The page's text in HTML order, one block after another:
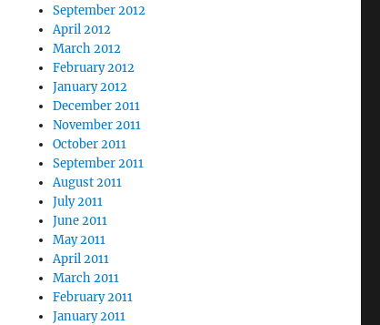
September 2012
April 2012
March 2012
February 2012
January 2012
December 2011
November 2011
October 2011
September 2011
August 2011
July 2011
June 2011
May 2011
April 2011
March 2011
February 2011
January 2011